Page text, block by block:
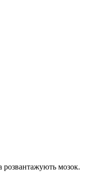
розвантажують мозок.